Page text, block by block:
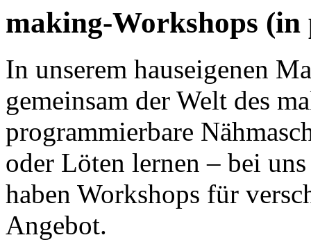
making-Workshops (in
In unserem hauseigenen
gemeinsam der Welt des
programmierbare
oder Löten lernen – bei
haben Workshops für
Angebot.